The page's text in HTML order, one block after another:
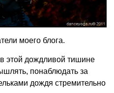
моего блога.
этой дождливой тишине
понаблюдать за
дождя стремительно